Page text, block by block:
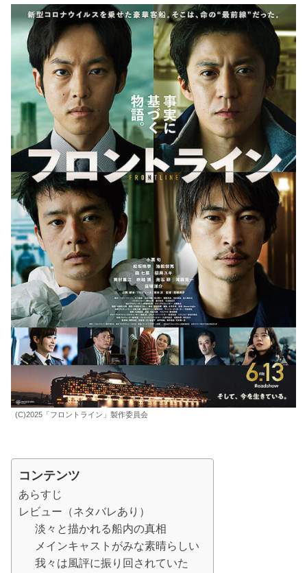
(C)2025「フロントライン」製作委員会
コンテンツ
あらすじ
レビュー（ネタバレあり）
淡々と描かれる船内の真相
メインキャストがみな素晴らしい
我々は風評に振り回されていた